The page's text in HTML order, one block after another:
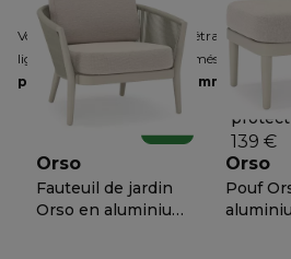
Vous disposez d'un droit de rétractation
ligne. Après nous avoir informés de votre
pour retourner votre commande
Bristol nettoyant
résine tressée /
Dans le panier
jardin
214 cm
cm x H
139 €
Orso
Fauteuil de jardin
Orso en aluminium
Orso
Pouf